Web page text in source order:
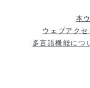
本
ウェブアクセ
多言語機能につ